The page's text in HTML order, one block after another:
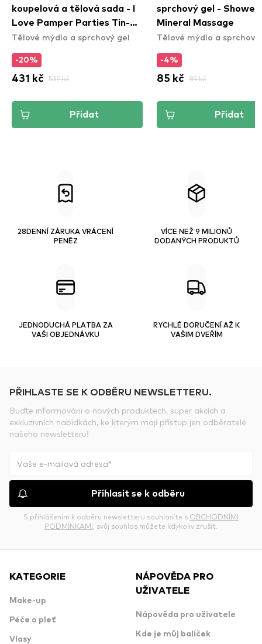
koupelová a tělová sada - I
Love Pamper Parties Tin-
Dulgent Trio
Tělové mýdlo a sprchový gel
-20%
431 kč 539 kč
Přidat
sprchový gel - Shower
Mineral Massage
Tělové mýdlo a sprchový
-4%
85 kč 89 kč
Přidat
28DENNÍ ZÁRUKA VRÁCENÍ
PENĚZ
VÍCE NEŽ 9 MILIONŮ
DODANÝCH PRODUKTŮ
JEDNODUCHÁ PLATBA ZA
VAŠI OBJEDNÁVKU
RYCHLÉ DORUČENÍ AŽ K
VAŠIM DVEŘÍM
PŘIHLASTE SE K ODBĚRU NEWSLETTERU.
Buďte informováni o nových produktech, super akcích a
exkluzivních nabídkách, ke kterým mají přístup jen odběratelé
našeho newsletteru!
Přihlasit se k odběru
S přihlášením k odběru newsletteru souhlasíte s OBCHODNÍMI
PODMÍNKAMI , svůj souhlas můžete kdykoliv zrušit.
KATEGORIE
Make-up
Péče o pleť
Vlasy
NÁPOVĚDA PRO
UŽIVATELE
Nápověda pro uživatele
Kde je můj balíček